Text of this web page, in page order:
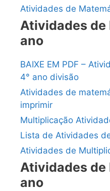
Atividades de
Atividades de
ano
BAIXE EM PDF –
4° ano divisão
Atividades de
imprimir
Multiplicação
Lista de Atividades
Atividades de
Atividades de
ano